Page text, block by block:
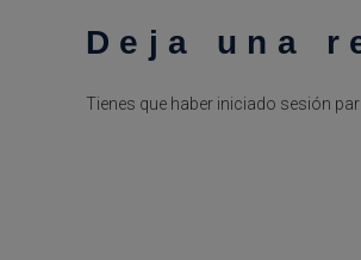
Deja una
Tienes que haber iniciado sesión